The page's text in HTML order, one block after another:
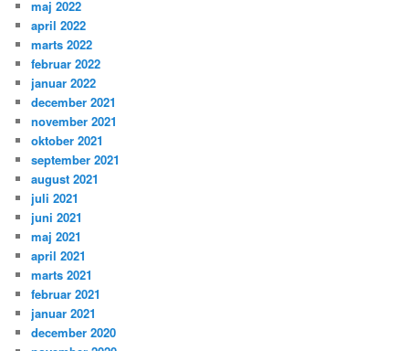
maj 2022
april 2022
marts 2022
februar 2022
januar 2022
december 2021
november 2021
oktober 2021
september 2021
august 2021
juli 2021
juni 2021
maj 2021
april 2021
marts 2021
februar 2021
januar 2021
december 2020